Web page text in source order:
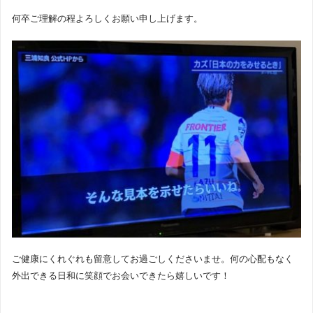
何卒ご理解の程よろしくお願い申し上げます。
ご健康にくれぐれも留意してお過ごしくださいませ。何の心配もなく
外出できる日和に笑顔でお会いできたら嬉しいです！